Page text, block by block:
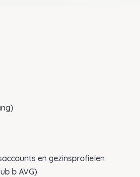
en gezinsprofielen
b AVG)